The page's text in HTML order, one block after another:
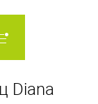
Diana